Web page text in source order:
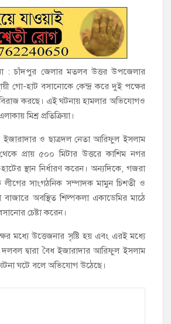
রাজারগাঁও সপ্রাবিতে মা সমাবেশ ও
ফোর্সের সভাপতি হাজীগঞ্জের কৃতী সন্তান
: চাঁদপুর জেলার মতলব উত্তর উপজেলার
গো-হাট বসানোকে কেন্দ্র করে দুই পক্ষের
করছে। এই ঘটনায় হামলার অভিযোগও
মিশ্র প্রতিক্রিয়া।
ইজারাদার ও ছাত্রদল নেতা আরিফুল ইসলাম
প্রায় ৫০০ মিটার উত্তরে কাশিম নগর
স্থান নির্ধারণ করেন। অন্যদিকে, গজরা
লীগের সাংগঠনিক সম্পাদক মামুন চিশতী ও
অবস্থিত শিল্পকলা একাডেমির মাঠে
চেষ্টা করেন।
মধ্যে উত্তেজনার সৃষ্টি হয় এবং এরই মধ্যে
দ্বারা বৈধ ইজারাদার আরিফুল ইসলাম
ঘটে বলে অভিযোগ উঠেছে।